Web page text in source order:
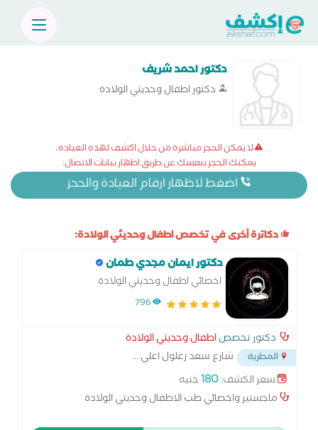
دكتور احمد شريف
دكتور اطفال وحديثي الولادة
لا يمكن الحجز مباشرة من خلال اكشف لهذه العيادة،
يمكنك الحجز بنفسك عن طريق اظهار بيانات الاتصال:
اضغط لاظهار ارقام العيادة والحجز
دكاترة أخرى في تخصص اطفال وحديثي الولادة:
دكتور ايمان مجدي طمان
اخصائي اطفال وحديثي الولادة
796
دكتور تخصصاطفال وحديثي الولادة
المطرية شارع سعد زغلول اعلي...
سعر الكشف:180جنيه
ماجستير واخصائي طب الاطفال وحديثي الولادة